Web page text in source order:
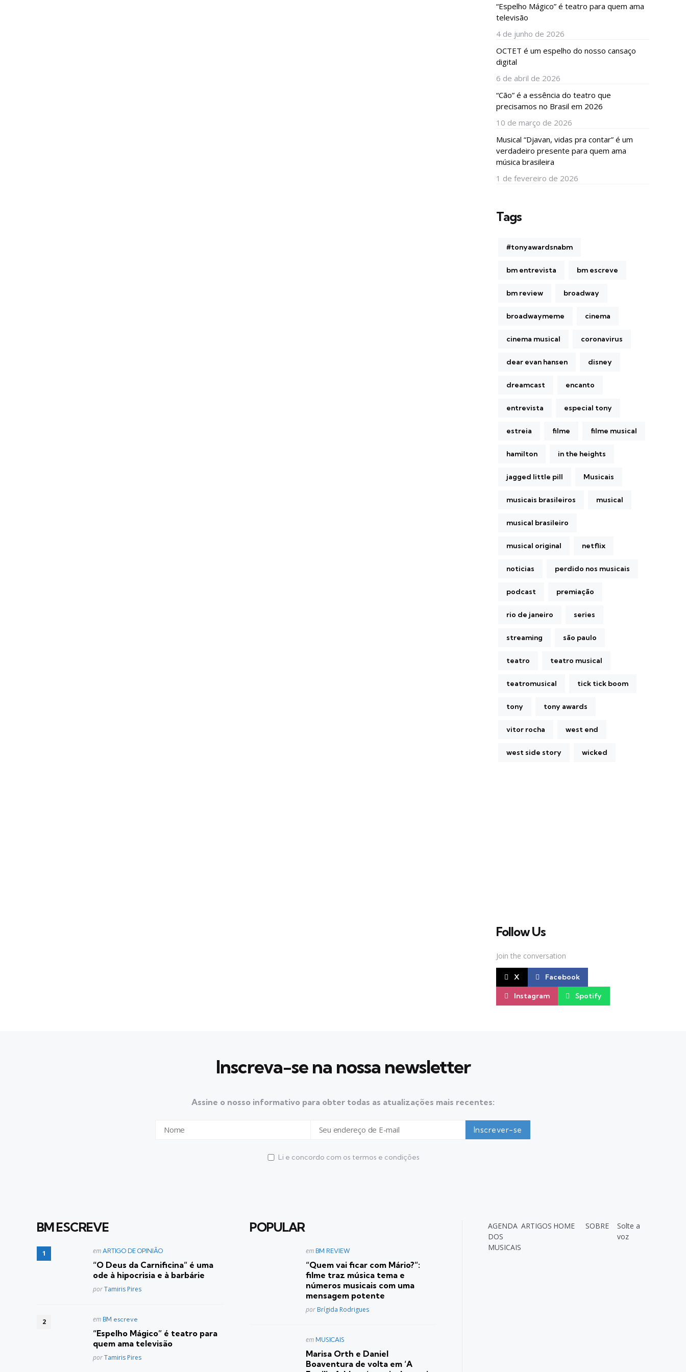
“Espelho Mágico” é teatro para quem ama
televisão
4 de junho de 2026
OCTET é um espelho do nosso cansaço
digital
6 de abril de 2026
“Cão” é a essência do teatro que
precisamos no Brasil em 2026
10 de março de 2026
Musical “Djavan, vidas pra contar” é um
verdadeiro presente para quem ama
música brasileira
1 de fevereiro de 2026
Tags
#tonyawardsnabm
bm entrevista bm escreve
bm review broadway
broadwaymeme cinema
cinema musical coronavirus
dear evan hansen disney
dreamcast encanto
entrevista especial tony
estreia filme filme musical
hamilton in the heights
jagged little pill Musicais
musicais brasileiros musical
musical brasileiro
musical original netflix
noticias perdido nos musicais
podcast premiação
rio de janeiro series
streaming são paulo
teatro teatro musical
teatromusical tick tick boom
tony tony awards
vitor rocha west end
west side story wicked
Follow Us
Join the conversation
X Facebook
Instagram Spotify
Inscreva-se na nossa newsletter
Assine o nosso informativo para obter todas as atualizações mais recentes:
Li e concordo com os termos e condições
BM ESCREVE
Postado
em ARTIGO DE OPINIÃO
“O Deus da Carnificina” é uma
ode à hipocrisia e à barbárie
Posted
porTamiris Pires
Postado
em BM escreve
“Espelho Mágico” é teatro para
quem ama televisão
Posted
porTamiris Pires
POPULAR
Postado
em BM REVIEW
“Quem vai ficar com Mário?”:
filme traz música tema e
números musicais com uma
mensagem potente
Posted
por Brígida Rodrigues
Postado
em MUSICAIS
Marisa Orth e Daniel
Boaventura de volta em ‘A
AGENDA
DOS
MUSICAIS
ARTIGOS HOME SOBRE
Solte a
voz